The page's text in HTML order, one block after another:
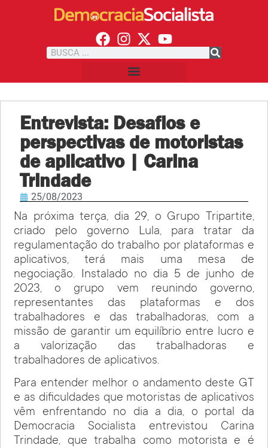
Entrevista: Desafios e
perspectivas de motoristas
de aplicativo | Carina
Trindade
25/08/2023
Na próxima terça, dia 29, o Grupo Tripartite,
criado pelo governo Lula, para tratar da
regulamentação do trabalho por plataformas e
aplicativos, terá mais uma mesa de
negociação. Instalado no dia 5 de junho de
2023, o grupo vem reunindo governo,
representantes das plataformas e dos
trabalhadores e das trabalhadoras, com a
missão de garantir um equilíbrio entre lucro e
a valorização das trabalhadoras e
trabalhadores de aplicativos.
Para entender melhor o andamento deste GT
e as dificuldades que motoristas de aplicativos
vêm enfrentando no dia a dia, o portal da
Democracia Socialista entrevistou Carina
Trindade, que trabalha como motorista e é